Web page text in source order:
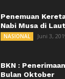
Penemuan
Nabi Musa di
NASIONAL Juni 3,
BKN :
Bulan Oktober